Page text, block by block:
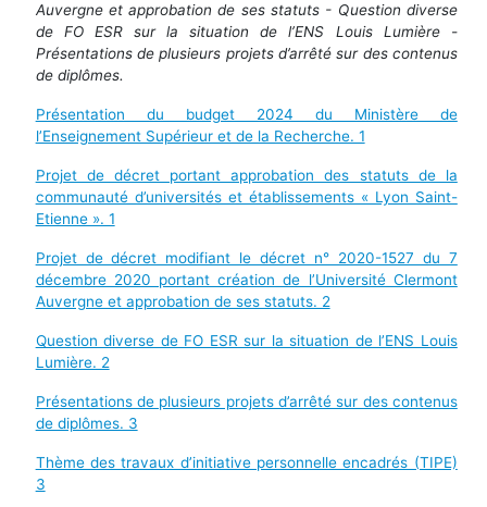
Auvergne et approbation de ses statuts - Question diverse
de FO ESR sur la situation de l’ENS Louis Lumière -
Présentations de plusieurs projets d’arrêté sur des contenus
de diplômes.
Présentation du budget 2024 du Ministère de
l’Enseignement Supérieur et de la Recherche. 1
Projet de décret portant approbation des statuts de la
communauté d’universités et établissements « Lyon Saint-
Etienne ». 1
Projet de décret modifiant le décret n° 2020-1527 du 7
décembre 2020 portant création de l’Université Clermont
Auvergne et approbation de ses statuts. 2
Question diverse de FO ESR sur la situation de l’ENS Louis
Lumière. 2
Présentations de plusieurs projets d’arrêté sur des contenus
de diplômes. 3
Thème des travaux d’initiative personnelle encadrés (TIPE)
3